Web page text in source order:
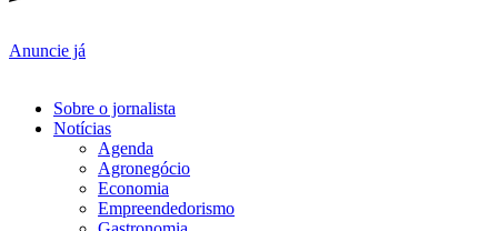
Anuncie já
Sobre o jornalista
Notícias
Agenda
Agronegócio
Economia
Empreendedorismo